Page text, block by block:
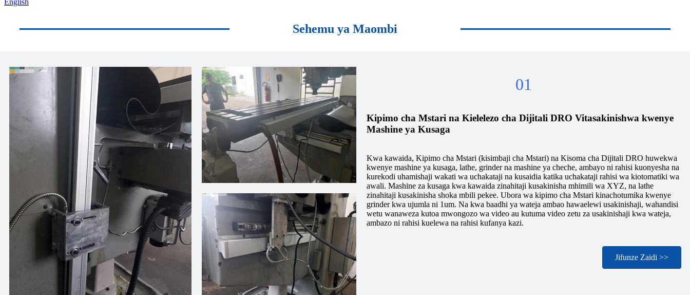
English
Sehemu ya Maombi
01
Kipimo cha Mstari na Kielelezo cha Dijitali DRO Vitasakinishwa kwenye
Mashine ya Kusaga
Kwa kawaida, Kipimo cha Mstari (kisimbaji cha Mstari) na Kisoma cha Dijitali DRO huwekwa
kwenye mashine ya kusaga, lathe, grinder na mashine ya cheche, ambayo ni rahisi kuonyesha na
kurekodi uhamishaji wakati wa uchakataji na kusaidia katika uchakataji rahisi wa kiotomatiki wa
awali. Mashine za kusaga kwa kawaida zinahitaji kusakinisha mhimili wa XYZ, na lathe
zinahitaji kusakinisha shoka mbili pekee. Ubora wa kipimo cha Mstari kinachotumika kwenye
grinder kwa ujumla ni 1um. Na kwa baadhi ya wateja ambao hawaelewi usakinishaji, wahandisi
wetu wanaweza kutoa mwongozo wa video au kutuma video zetu za usakinishaji kwa wateja,
ambazo ni rahisi kuelewa na rahisi kufanya kazi.
Jifunze Zaidi >>